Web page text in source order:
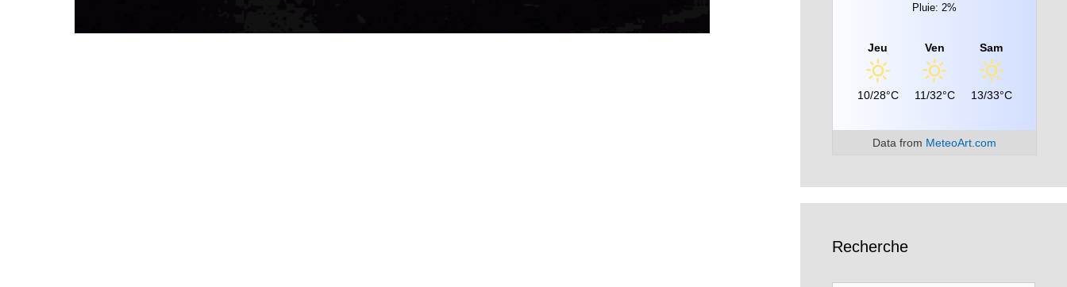
Pluie: 2%
Jeu
10/28°C
Ven
11/32°C
Sam
13/33°C
Data from MeteoArt.com
Recherche